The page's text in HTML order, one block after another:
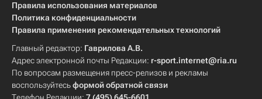
Правила использования материалов
Политика конфиденциальности
Правила применения рекомендательных технологий
Главный редактор: Гаврилова А.В.
Адрес электронной почты Редакции: r-sport.internet@ria.ru
По вопросам размещения пресс-релизов и рекламы
воспользуйтесьформой обратной связи